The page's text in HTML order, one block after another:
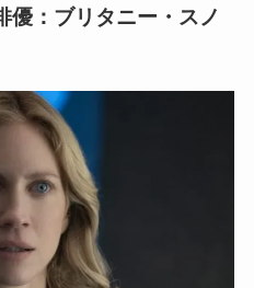
優：ブリタニー・スノ